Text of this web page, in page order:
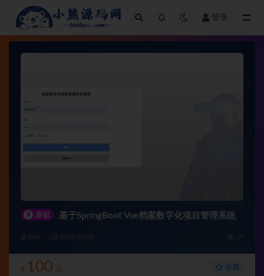
登录
# 原创 基于SpringBoot Vue档案数字化项目管理系统
¥ 100 元 收藏